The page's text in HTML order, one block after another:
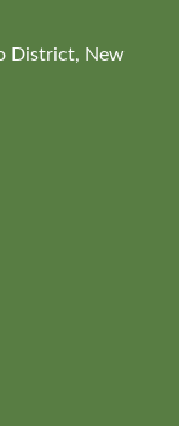
District, New